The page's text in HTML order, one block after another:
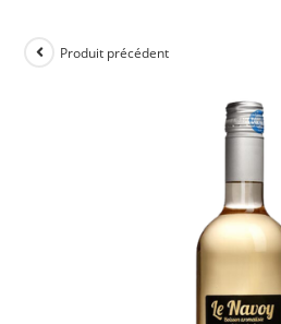
Produit précédent